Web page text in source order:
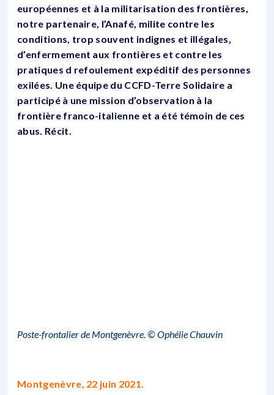
européennes et à la militarisation des frontières,
notre partenaire, l’Anafé, milite contre les
conditions, trop souvent indignes et illégales,
d’enfermement aux frontières et contre les
pratiques d refoulement expéditif des personnes
exilées. Une équipe du CCFD-Terre Solidaire a
participé à une mission d’observation à la
frontière franco-italienne et a été témoin de ces
abus. Récit.
Poste-frontalier de Montgenèvre. © Ophélie Chauvin
Montgenèvre, 22 juin 2021.